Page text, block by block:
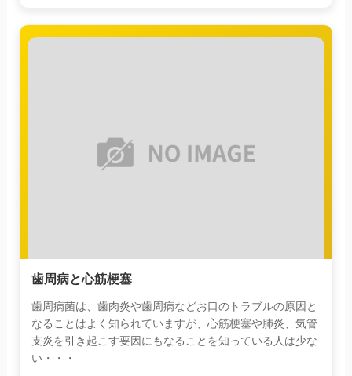
歯周病と心筋梗塞
歯周病菌は、歯肉炎や歯周病などお口のトラブルの原因と
なることはよく知られていますが、心筋梗塞や肺炎、気管
支炎を引き起こす要因にもなることを知っている人は少な
い・・・